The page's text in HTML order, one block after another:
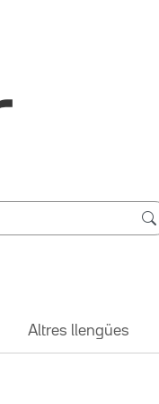
Altres llengües